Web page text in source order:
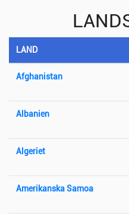
LAND
Afghanistan
Albanien
Algeriet
Amerikanska Samoa